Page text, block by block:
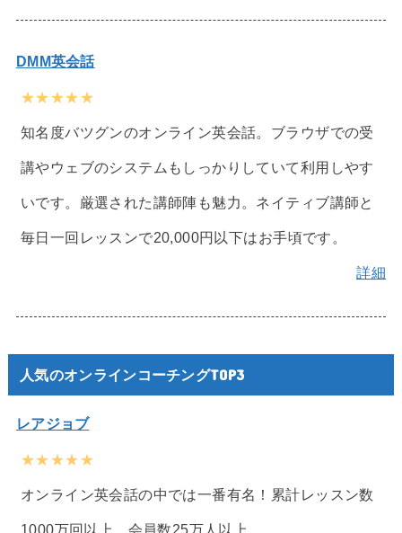
DMM英会話
★★★★★
知名度バツグンのオンライン英会話。ブラウザでの受
講やウェブのシステムもしっかりしていて利用しやす
いです。厳選された講師陣も魅力。ネイティブ講師と
毎日一回レッスンで20,000円以下はお手頃です。
詳細
人気のオンラインコーチングTOP3
レアジョブ
★★★★★
オンライン英会話の中では一番有名！累計レッスン数
1000万回以上、会員数25万人以上。